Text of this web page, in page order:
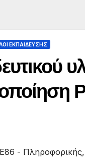
ΕΚΠΑΊΔΕΥΣΗΣ
- Πληροφορικής,